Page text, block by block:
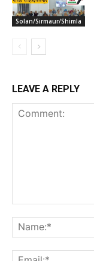
Solan/Sirmaur/Shimla
LEAVE A REPLY